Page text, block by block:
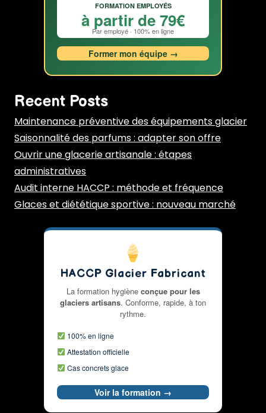
FORMATION EMPLOYÉS
à partir de 79€
Par employé · 100% en ligne
Former mon équipe →
Recent Posts
Maintenance préventive des équipements glacier
Saisonnalité des parfums : adapter son offre
Ouvrir une glacerie artisanale : étapes
administratives
Audit interne HACCP : méthode et fréquence
Glaces et diététique sportive : nouveau marché
HACCP Glacier Fabricant
La formation hygiène conçue pour les
glaciers artisans. Conforme, rapide, à ton
rythme.
100% en ligne
Attestation officielle
Cas concrets glace
Voir la formation →